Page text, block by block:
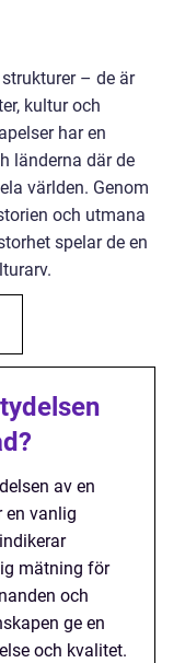
– de är
kultur och
har en
länderna där de
världen. Genom
och utmana
spelar de en
av en
en vanlig
mätning för
och
ge en
och kvalitet.